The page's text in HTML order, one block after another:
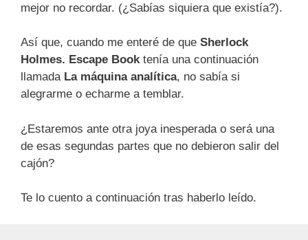
mejor no recordar. (¿Sabías siquiera que existía?).
Así que, cuando me enteré de que Sherlock
Holmes. Escape Booktenía una continuación
llamada La máquina analítica, no sabía si
alegrarme o echarme a temblar.
¿Estaremos ante otra joya inesperada o será una
de esas segundas partes que no debieron salir del
cajón?
Te lo cuento a continuación tras haberlo leído.